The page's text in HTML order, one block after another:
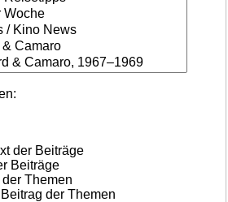
der Beiträge
Beiträge
Themen
der Themen